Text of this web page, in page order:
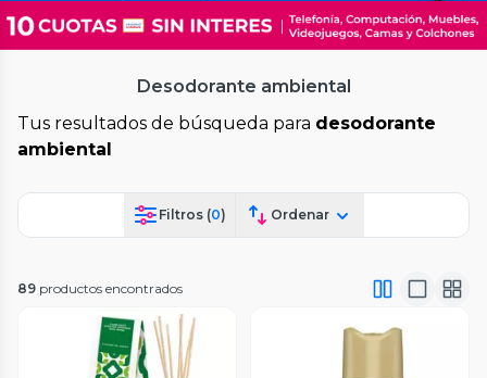
Desodorante ambiental
Tus resultados de búsqueda para desodorante
ambiental
Filtros (0) Ordenar
89 productos encontrados